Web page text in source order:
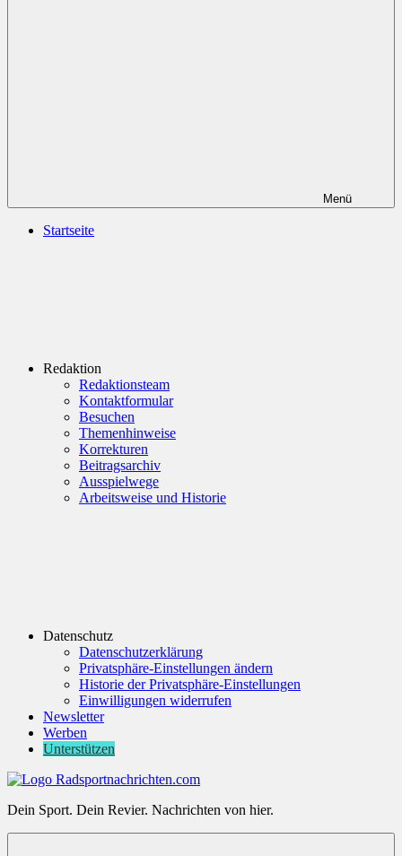
Menü
Startseite
Redaktion
Redaktionsteam
Kontaktformular
Besuchen
Themenhinweise
Korrekturen
Beitragsarchiv
Ausspielwege
Arbeitsweise und Historie
Datenschutz
Datenschutzerklärung
Privatsphäre-Einstellungen ändern
Historie der Privatsphäre-Einstellungen
Einwilligungen widerrufen
Newsletter
Werben
Unterstützen
Radsportnachrichten.com
Dein Sport. Dein Revier. Nachrichten von hier.